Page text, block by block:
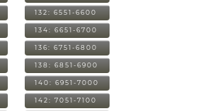
132: 6551-6600
134: 6651-6700
136: 6751-6800
138: 6851-6900
140: 6951-7000
142: 7051-7100